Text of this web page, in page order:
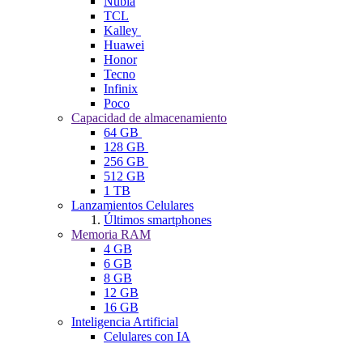
TCL
Kalley
Huawei
Honor
Tecno
Infinix
Poco
Capacidad de almacenamiento
64 GB
128 GB
256 GB
512 GB
1 TB
Lanzamientos Celulares
Últimos smartphones
Memoria RAM
4 GB
6 GB
8 GB
12 GB
16 GB
Inteligencia Artificial
Celulares con IA